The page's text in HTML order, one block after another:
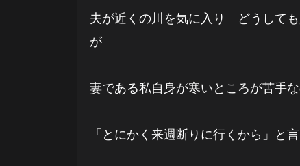
夫が近くの川を気に入り どうして
が
妻である私自身が寒いところが苦手
「とにかく来週断りに行くから」と